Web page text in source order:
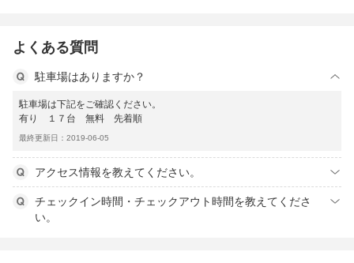
よくある質問
駐車場はありますか？
駐車場は下記をご確認ください。
有り １７台 無料 先着順
最終更新日：2019-06-05
アクセス情報を教えてください。
チェックイン時間・チェックアウト時間を教えてくださ
い。